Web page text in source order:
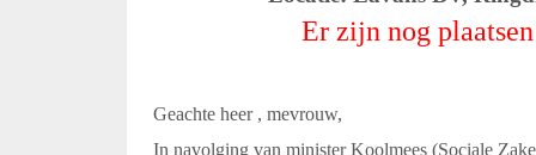
Er zijn nog plaatsen
Geachte heer , mevrouw,
In navolging van minister Koolmees (Sociale